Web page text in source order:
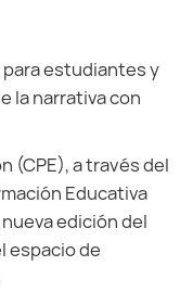
estudiantes y
la narrativa con
(CPE), a través del
Educativa
edición del
espacio de